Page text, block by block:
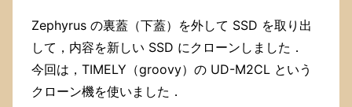
Zephyrus の裏蓋（下蓋）を外して SSD を取り出
して，内容を新しい SSD にクローンしました．
今回は，TIMELY（groovy）の UD-M2CL という
クローン機を使いました．